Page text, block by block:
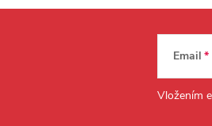
Email
Vložením